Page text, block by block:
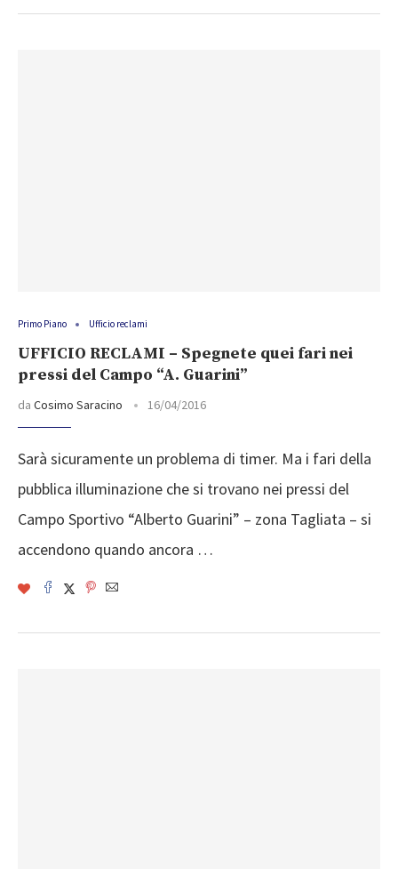
Primo Piano Ufficio reclami
UFFICIO RECLAMI – Spegnete quei fari nei
pressi del Campo “A. Guarini”
da Cosimo Saracino 16/04/2016
Sarà sicuramente un problema di timer. Ma i fari della
pubblica illuminazione che si trovano nei pressi del
Campo Sportivo “Alberto Guarini” – zona Tagliata – si
accendono quando ancora …